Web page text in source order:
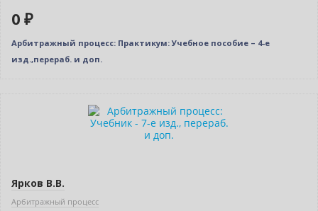
0 ₽
Арбитражный процесс: Практикум: Учебное пособие – 4-е
изд.,перераб. и доп.
Ярков В.В.
Арбитражный процесс